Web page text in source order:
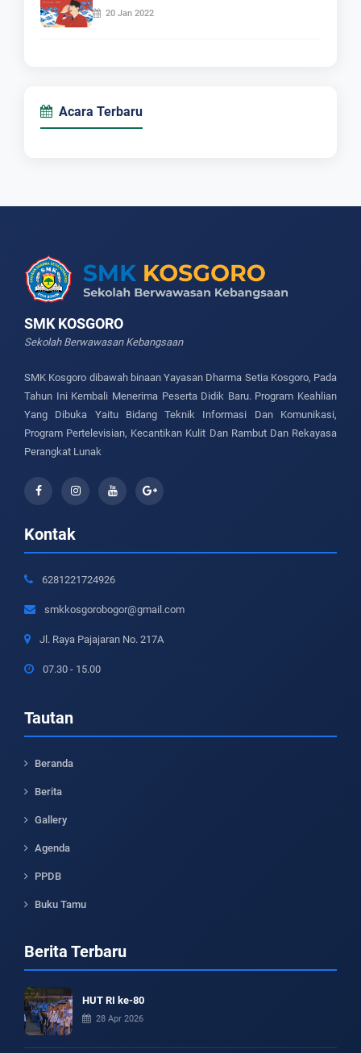
20 Jan 2022
Acara Terbaru
SMK KOSGORO
Sekolah Berwawasan Kebangsaan
SMK Kosgoro dibawah binaan Yayasan Dharma Setia Kosgoro, Pada
Tahun Ini Kembali Menerima Peserta Didik Baru. Program Keahlian
Yang Dibuka Yaitu Bidang Teknik Informasi Dan Komunikasi,
Program Pertelevisian, Kecantikan Kulit Dan Rambut Dan Rekayasa
Perangkat Lunak
Kontak
6281221724926
smkkosgorobogor@gmail.com
Jl. Raya Pajajaran No. 217A
07.30 - 15.00
Tautan
Beranda
Berita
Gallery
Agenda
PPDB
Buku Tamu
Berita Terbaru
HUT RI ke-80
28 Apr 2026